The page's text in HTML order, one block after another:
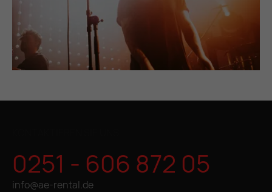
0251 - 606 872 05
info@ae-rental.de